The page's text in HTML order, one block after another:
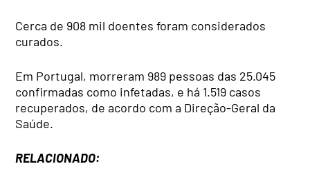
Cerca de 908 mil doentes foram considerados
curados.
Em Portugal, morreram 989 pessoas das 25.045
confirmadas como infetadas, e há 1.519 casos
recuperados, de acordo com a Direção-Geral da
Saúde.
RELACIONADO: